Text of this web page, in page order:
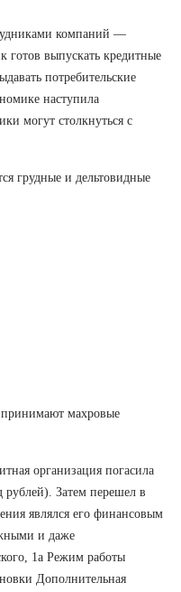
компаний —
готов выпускать кредитные
потребительские
наступила
могут столкнуться с
грудные и дельтовидные
принимают махровые
организация погасила
рублей). Затем перешел в
являлся его финансовым
и даже
1а Режим работы
Дополнительная